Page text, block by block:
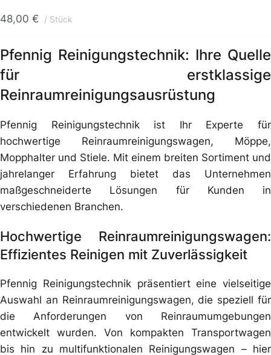
48,00 € Stück
Pfennig Reinigungstechnik: Ihre Quelle
für erstklassige
Reinraumreinigungsausrüstung
Pfennig Reinigungstechnik ist Ihr Experte für
hochwertige Reinraumreinigungswagen, Möppe,
Mopphalter und Stiele. Mit einem breiten Sortiment und
jahrelanger Erfahrung bietet das Unternehmen
maßgeschneiderte Lösungen für Kunden in
verschiedenen Branchen.
Hochwertige Reinraumreinigungswagen:
Effizientes Reinigen mit Zuverlässigkeit
Pfennig Reinigungstechnik präsentiert eine vielseitige
Auswahl an Reinraumreinigungswagen, die speziell für
die Anforderungen von Reinraumumgebungen
entwickelt wurden. Von kompakten Transportwagen
bis hin zu multifunktionalen Reinigungswagen – hier